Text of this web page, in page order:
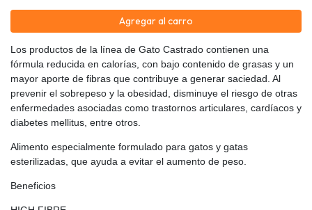
Agregar al carro
Los productos de la línea de Gato Castrado contienen una
fórmula reducida en calorías, con bajo contenido de grasas y un
mayor aporte de fibras que contribuye a generar saciedad. Al
prevenir el sobrepeso y la obesidad, disminuye el riesgo de otras
enfermedades asociadas como trastornos articulares, cardíacos y
diabetes mellitus, entre otros.
Alimento especialmente formulado para gatos y gatas
esterilizadas, que ayuda a evitar el aumento de peso.
Beneficios